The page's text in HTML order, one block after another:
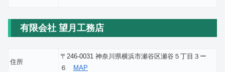
有限会社 望月工務店
住所
〒246-0031 神奈川県横浜市瀬谷区瀬谷５丁目３ー
６ MAP